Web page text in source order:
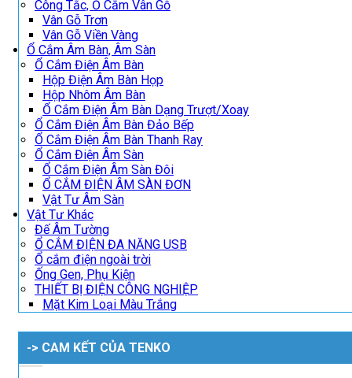
Công Tắc, Ổ Cắm Vân Gỗ
Vân Gỗ Trơn
Vân Gỗ Viền Vàng
Ổ Cắm Âm Bàn, Âm Sàn
Ổ Cắm Điện Âm Bàn
Hộp Điện Âm Bàn Họp
Hộp Nhôm Âm Bàn
Ổ Cắm Điện Âm Bàn Dạng Trượt/Xoay
Ổ Cắm Điện Âm Bàn Đảo Bếp
Ổ Cắm Điện Âm Bàn Thanh Ray
Ổ Cắm Điện Âm Sàn
Ổ Cắm Điện Âm Sàn Đôi
Ổ CẮM ĐIỆN ÂM SÀN ĐƠN
Vật Tư Âm Sàn
Vật Tư Khác
Đế Âm Tường
Ổ CẮM ĐIỆN ĐA NĂNG USB
Ổ cắm điện ngoài trời
Ống Gen, Phụ Kiện
THIẾT BỊ ĐIỆN CÔNG NGHIỆP
Mặt Kim Loại Màu Trắng
-> CAM KẾT CỦA TENKO